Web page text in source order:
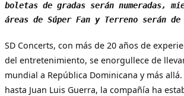
boletas de gradas serán numeradas,
áreas de Súper Fan y Terreno serán
SD Concerts, con más de 20 años de
del entretenimiento, se enorgullece de
mundial a República Dominicana y más
hasta Juan Luis Guerra, la compañía ha